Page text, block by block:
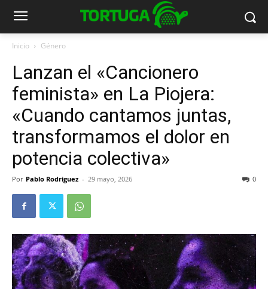
Inicio Género
Lanzan el «Cancionero
feminista» en La Piojera:
«Cuando cantamos juntas,
transformamos el dolor en
potencia colectiva»
Por Pablo Rodriguez - 29 mayo, 2026 0